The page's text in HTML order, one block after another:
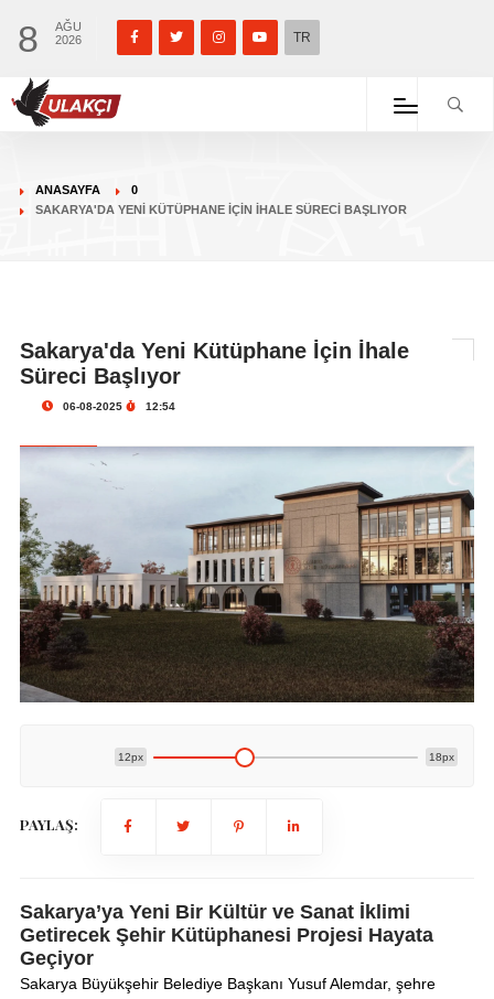
8
AĞU
2026
TR
ANASAYFA
0
SAKARYA'DA YENI KÜTÜPHANE İÇIN İHALE SÜRECI BAŞLIYOR
Sakarya'da Yeni Kütüphane İçin İhale
Süreci Başlıyor
06-08-2025 12:54
12px 18px
PAYLAŞ:
Sakarya’ya Yeni Bir Kültür ve Sanat İklimi
Getirecek Şehir Kütüphanesi Projesi Hayata
Geçiyor
Sakarya Büyükşehir Belediye Başkanı Yusuf Alemdar, şehre